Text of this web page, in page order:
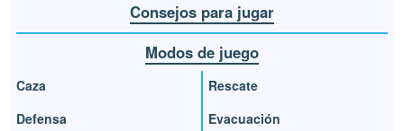
Consejos para jugar
Modos de juego
Caza
Defensa
Rescate
Evacuación